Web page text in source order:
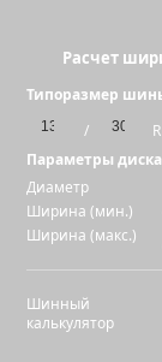
Расчет
Типоразмер
/
R
Параметры
Диаметр
Ширина (мин.)
Ширина (макс.)
Шинный
калькулятор